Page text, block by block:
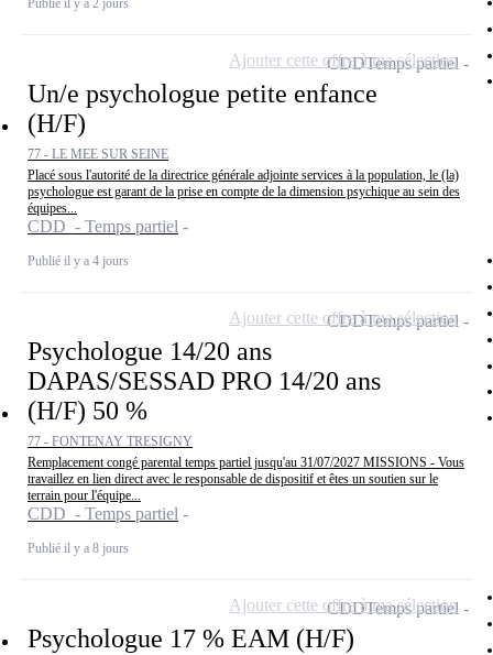
Publié il y a 2 jours
Un/e psychologue petite enfance
(H/F)
77 - LE MEE SUR SEINE
Placé sous l'autorité de la directrice générale adjointe services à la population, le (la)
psychologue est garant de la prise en compte de la dimension psychique au sein des
équipes...
CDD - Temps partiel
Publié il y a 4 jours
CDDTemps partiel
Ajouter cette offre à ma sélection
Psychologue 14/20 ans
DAPAS/SESSAD PRO 14/20 ans
(H/F) 50 %
77 - FONTENAY TRESIGNY
Remplacement congé parental temps partiel jusqu'au 31/07/2027 MISSIONS - Vous
travaillez en lien direct avec le responsable de dispositif et êtes un soutien sur le
terrain pour l'équipe...
CDD - Temps partiel
Publié il y a 8 jours
CDDTemps partiel
Ajouter cette offre à ma sélection
Psychologue 17 % EAM (H/F)
CDDTemps partiel
Ajouter cette offre à ma sélection